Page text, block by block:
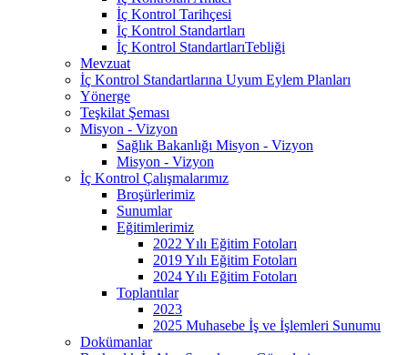
İç Kontrol Tarihçesi
İç Kontrol Standartları
İç Kontrol StandartlarıTebliği
Mevzuat
İç Kontrol Standartlarına Uyum Eylem Planları
Yönerge
Teşkilat Şeması
Misyon - Vizyon
Sağlık Bakanlığı Misyon - Vizyon
Misyon - Vizyon
İç Kontrol Çalışmalarımız
Broşürlerimiz
Sunumlar
Eğitimlerimiz
2022 Yılı Eğitim Fotoları
2019 Yılı Eğitim Fotoları
2024 Yılı Eğitim Fotoları
Toplantılar
2023
2025 Muhasebe İş ve İşlemleri Sunumu
Dokümanlar